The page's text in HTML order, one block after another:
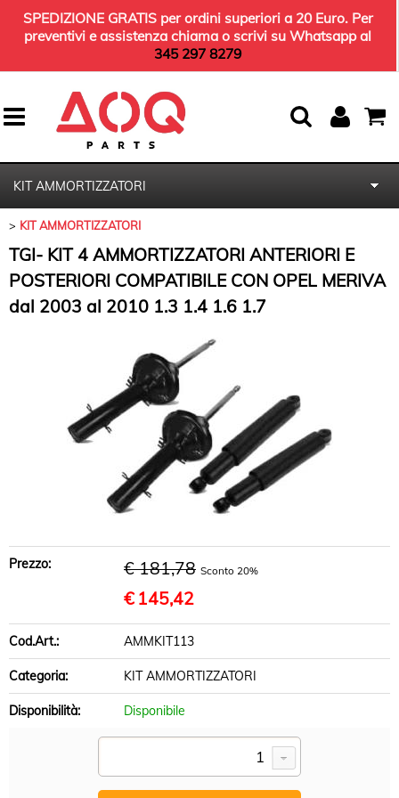
SPEDIZIONE GRATIS per ordini superiori a 20 Euro. Per
preventivi e assistenza chiama o scrivi su Whatsapp al
345 297 8279
HOME
KIT TERGICRISTALLI
KIT AMMORTIZZATORI
BRACCI SOSPENSIONE
PASTIGLIE FRENO
INFO UTILI
KIT AMMORTIZZATORI
TGI- KIT 4 AMMORTIZZATORI ANTERIORI E
POSTERIORI COMPATIBILE CON OPEL MERIVA
dal 2003 al 2010 1.3 1.4 1.6 1.7
Prezzo: € 181,78 Sconto 20%
€ 145,42
Cod.Art.: AMMKIT113
Categoria: KIT AMMORTIZZATORI
Disponibilità: Disponibile